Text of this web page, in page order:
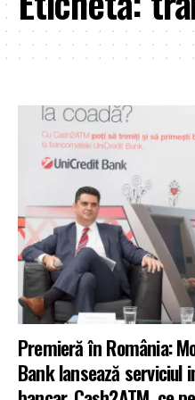
Premieră în România:
Bank lansează